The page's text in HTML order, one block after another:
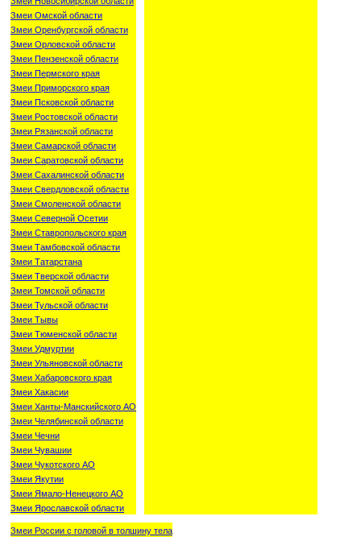
Змеи Омской области
Змеи Оренбургской области
Змеи Орловской области
Змеи Пензенской области
Змеи Пермского края
Змеи Приморского края
Змеи Псковской области
Змеи Ростовской области
Змеи Рязанской области
Змеи Самарской области
Змеи Саратовской области
Змеи Сахалинской области
Змеи Свердловской области
Змеи Смоленской области
Змеи Северной Осетии
Змеи Ставропольского края
Змеи Тамбовской области
Змеи Татарстана
Змеи Тверской области
Змеи Томской области
Змеи Тульской области
Змеи Тывы
Змеи Тюменской области
Змеи Удмуртии
Змеи Ульяновской области
Змеи Хабаровского края
Змеи Хакасии
Змеи Ханты-Манскийского АО
Змеи Челябинской области
Змеи Чечни
Змеи Чувашии
Змеи Чукотского АО
Змеи Якутии
Змеи Ямало-Ненецкого АО
Змеи Ярославской области
Змеи России с головой в толшину тела